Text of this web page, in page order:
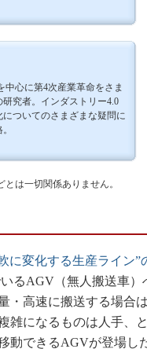
中心に第4次産業革命をさま
究者。インダストリー4.0
ついてのさまざまな疑問に
は一切関係ありません。
に変化する生産ライン”
るAGV（無人搬送車）
・高速に搬送する場合
雑になるものは人手、
動できるAGVが登場し